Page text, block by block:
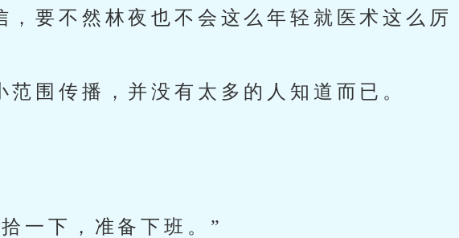
，要不然林夜也不会这么年轻就医术这么厉
围传播，并没有太多的人知道而已。
一下，准备下班。”